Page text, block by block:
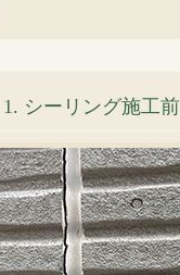
1. シーリング施工前